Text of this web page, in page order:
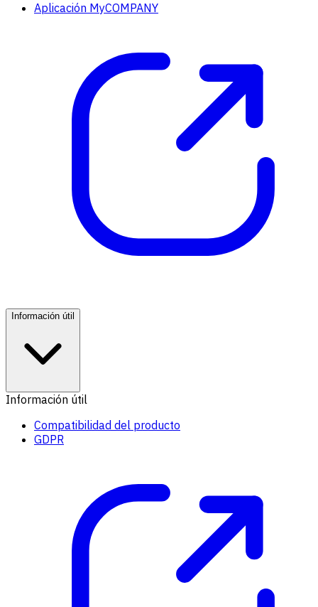
Aplicación MyCOMPANY
Información útil
Información útil
Compatibilidad del producto
GDPR